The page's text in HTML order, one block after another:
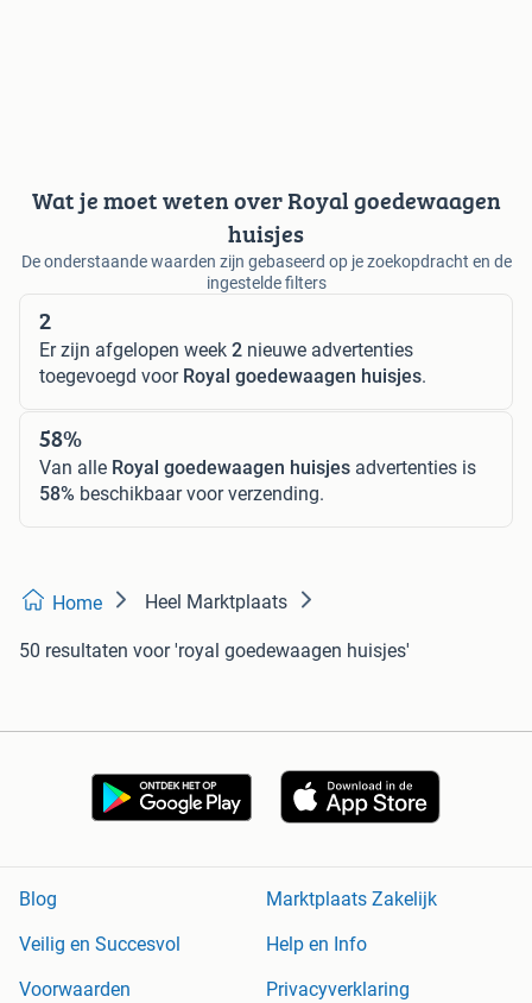
Wat je moet weten over Royal goedewaagen
huisjes
De onderstaande waarden zijn gebaseerd op je zoekopdracht en de
ingestelde filters
2
Er zijn afgelopen week 2 nieuwe advertenties
toegevoegd voor Royal goedewaagen huisjes.
58%
Van alle Royal goedewaagen huisjes advertenties is
58% beschikbaar voor verzending.
Home Heel Marktplaats
50 resultaten voor 'royal goedewaagen huisjes'
Blog
Marktplaats Zakelijk
Veilig en Succesvol
Help en Info
Voorwaarden
Privacyverklaring